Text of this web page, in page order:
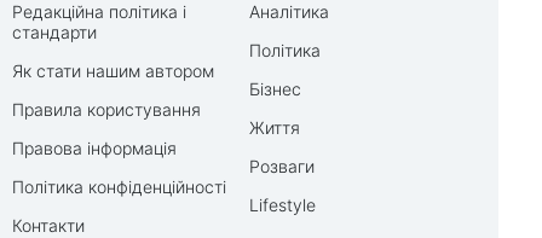
Редакційна політика і
стандарти
Як стати нашим автором
Правила користування
Правова інформація
Політика конфіденційності
Контакти
Аналітика
Політика
Бізнес
Життя
Розваги
Lifestyle